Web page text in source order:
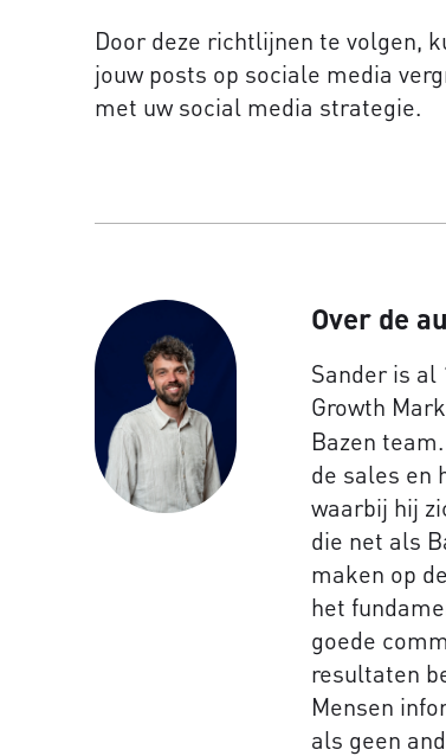
Door deze richtlijnen te volgen,
jouw posts op sociale media
met uw social media strategie.
Over de
Sander is al
Growth
Bazen
de sales en
waarbij hij
die net als
maken op
het
goede
resultaten
Mensen
als geen